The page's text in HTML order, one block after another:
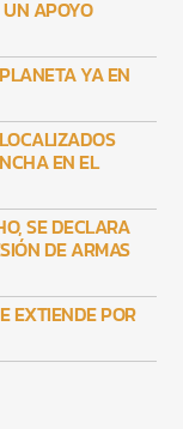
APOYO
YA EN
EN EL
SE DECLARA
DE ARMAS
EXTIENDE POR